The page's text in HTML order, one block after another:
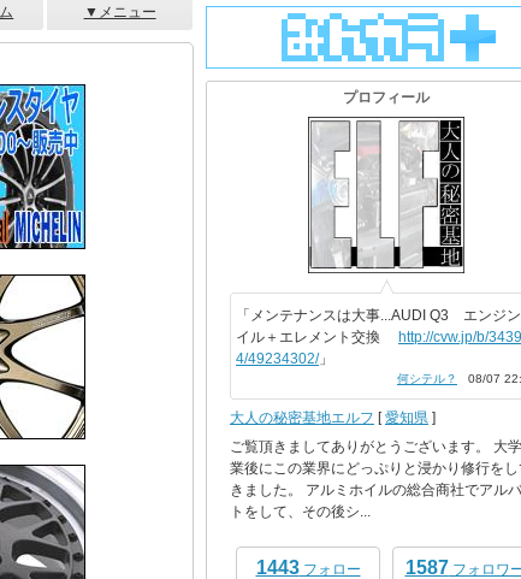
▼メニュー
プロフィール
「メンテナンスは大事...AUDI Q3 エンジ
イル＋エレメント交換
http://cvw.jp/b/
4/49234302/」
何シテル？ 08/07
大人の秘密基地エルフ [愛知県 ]
ご覧頂きましてありがとうございます。 大
業後にこの業界にどっぷりと浸かり修行をし
きました。 アルミホイルの総合商社でアル
トをして、その後シ...
1443フォロー 1587 フォロワ